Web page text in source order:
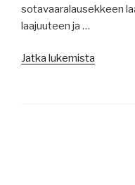
sotavaaralausekkeen
laajuuteen ja …
Jatka lukemista